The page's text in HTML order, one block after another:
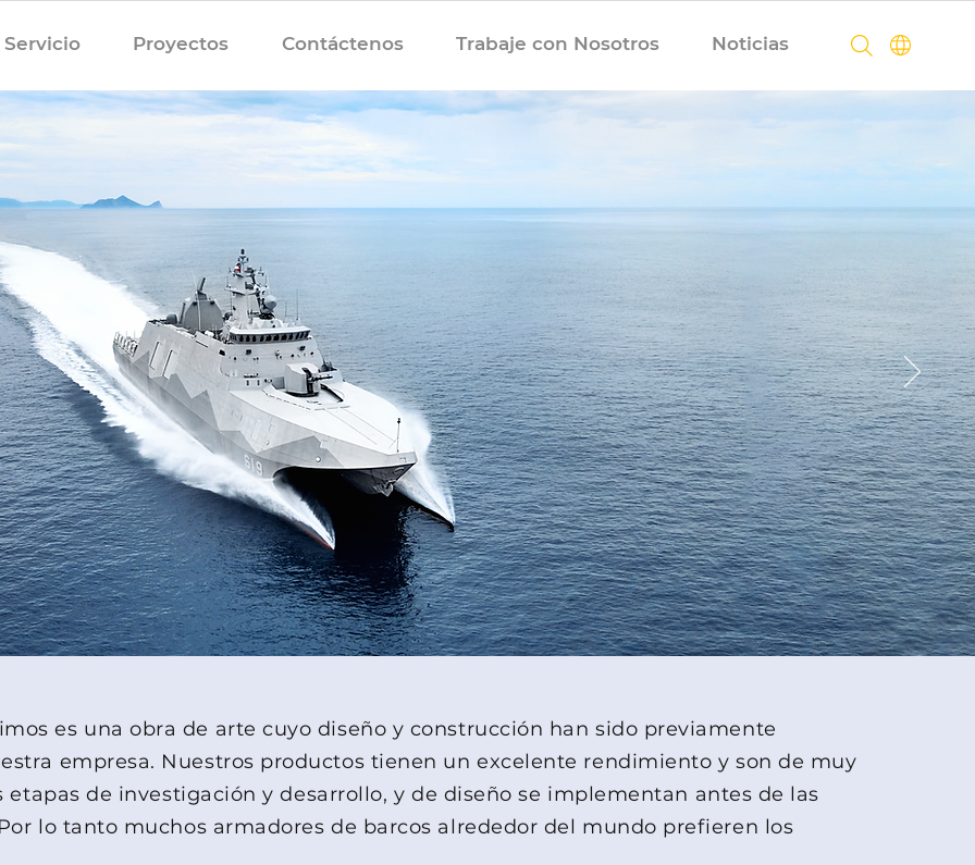
Servicio Proyectos Contáctenos Trabaje con Nosotros Noticias
es una obra de arte cuyo diseño y construcción han sido previamente
empresa. Nuestros productos tienen un excelente rendimiento y son de muy
de investigación y desarrollo, y de diseño se implementan antes de las
lo tanto muchos armadores de barcos alrededor del mundo prefieren los